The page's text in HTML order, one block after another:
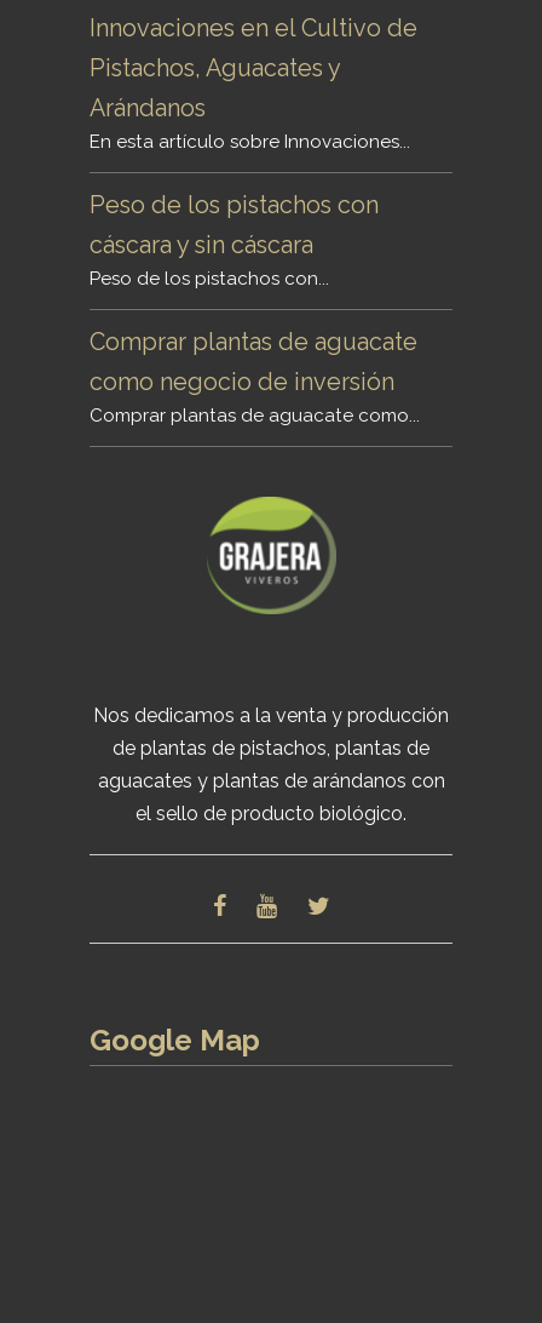
Innovaciones en el Cultivo de
Pistachos, Aguacates y
Arándanos
En esta artículo sobre Innovaciones...
Peso de los pistachos con
cáscara y sin cáscara
Peso de los pistachos con...
Comprar plantas de aguacate
como negocio de inversión
Comprar plantas de aguacate como...
Nos dedicamos a la venta y producción
de plantas de pistachos, plantas de
aguacates y plantas de arándanos con
el sello de producto biológico.
Google Map